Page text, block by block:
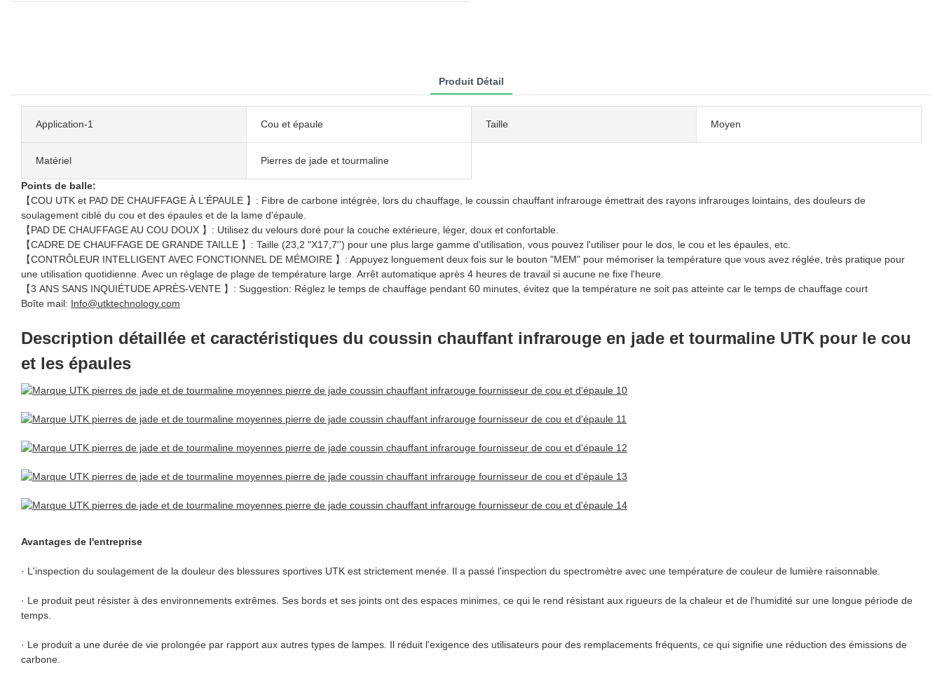
Produit Détail
Application-1 Cou et épaule Taille Moyen
Matériel Pierres de jade et tourmaline
Points de balle:
【COU UTK et PAD DE CHAUFFAGE À L'ÉPAULE 】: Fibre de carbone intégrée, lors du chauffage, le coussin chauffant infrarouge émettrait des rayons infrarouges lointains, des douleurs de
soulagement ciblé du cou et des épaules et de la lame d'épaule.
【PAD DE CHAUFFAGE AU COU DOUX 】: Utilisez du velours doré pour la couche extérieure, léger, doux et confortable.
【CADRE DE CHAUFFAGE DE GRANDE TAILLE 】: Taille (23,2 "X17,7'') pour une plus large gamme d'utilisation, vous pouvez l'utiliser pour le dos, le cou et les épaules, etc.
【CONTRÔLEUR INTELLIGENT AVEC FONCTIONNEL DE MÉMOIRE 】: Appuyez longuement deux fois sur le bouton "MEM" pour mémoriser la température que vous avez réglée, très pratique pour
une utilisation quotidienne. Avec un réglage de plage de température large. Arrêt automatique après 4 heures de travail si aucune ne fixe l'heure.
【3 ANS SANS INQUIÉTUDE APRÈS-VENTE 】: Suggestion: Réglez le temps de chauffage pendant 60 minutes, évitez que la température ne soit pas atteinte car le temps de chauffage court
Boîte mail: Info@utktechnology.com
Description détaillée et caractéristiques du coussin chauffant infrarouge en jade et tourmaline UTK pour le cou
et les épaules
Avantages de l'entreprise
· L'inspection du soulagement de la douleur des blessures sportives UTK est strictement menée. Il a passé l'inspection du spectromètre avec une température de couleur de lumière raisonnable.
· Le produit peut résister à des environnements extrêmes. Ses bords et ses joints ont des espaces minimes, ce qui le rend résistant aux rigueurs de la chaleur et de l'humidité sur une longue période de
temps.
· Le produit a une durée de vie prolongée par rapport aux autres types de lampes. Il réduit l'exigence des utilisateurs pour des remplacements fréquents, ce qui signifie une réduction des émissions de
carbone.